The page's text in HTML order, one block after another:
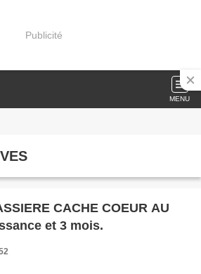
Publicité
MENU
CACHE COEUR AU
et 3 mois.